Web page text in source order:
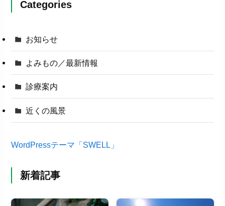
Categories
お知らせ
よみもの／最新情報
診療案内
近くの風景
WordPressテーマ「SWELL」
新着記事